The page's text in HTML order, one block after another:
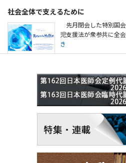
社会全体で支えるために
先月閉会した特別国
児支援法が衆参共に全
き